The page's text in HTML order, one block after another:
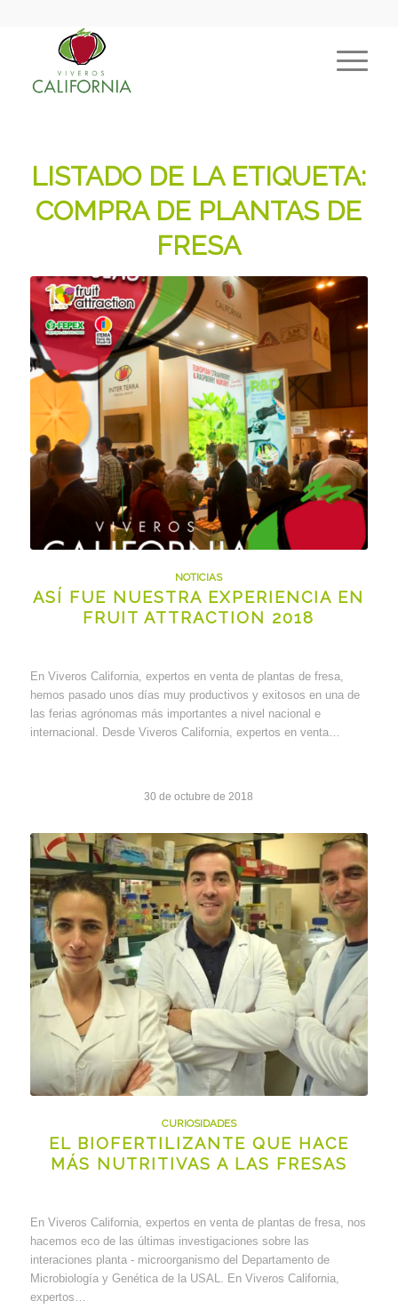
LISTADO DE LA ETIQUETA:
COMPRA DE PLANTAS DE
FRESA
NOTICIAS
ASÍ FUE NUESTRA EXPERIENCIA EN
FRUIT ATTRACTION 2018
En Viveros California, expertos en venta de plantas de fresa,
hemos pasado unos días muy productivos y exitosos en una de
las ferias agrónomas más importantes a nivel nacional e
internacional. Desde Viveros California, expertos en venta…
30 de octubre de 2018
CURIOSIDADES
EL BIOFERTILIZANTE QUE HACE
MÁS NUTRITIVAS A LAS FRESAS
En Viveros California, expertos en venta de plantas de fresa, nos
hacemos eco de las últimas investigaciones sobre las
interaciones planta - microorganismo del Departamento de
Microbiología y Genética de la USAL. En Viveros California,
expertos…